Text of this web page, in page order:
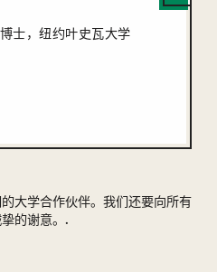
士，纽约叶史瓦大学
大学合作伙伴。我们还要向所有
的谢意。.